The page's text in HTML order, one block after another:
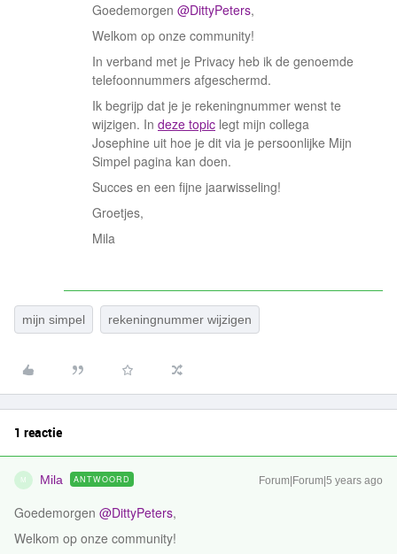
Goedemorgen @DittyPeters,
Welkom op onze community!
In verband met je Privacy heb ik de genoemde
telefoonnummers afgeschermd.
Ik begrijp dat je je rekeningnummer wenst te
wijzigen. In deze topic legt mijn collega
Josephine uit hoe je dit via je persoonlijke Mijn
Simpel pagina kan doen.
Succes en een fijne jaarwisseling!
Groetjes,
Mila
mijn simpel rekeningnummer wijzigen
1 reactie
M Mila ANTWOORD Forum|Forum|5 years ago
Goedemorgen @DittyPeters,
Welkom op onze community!